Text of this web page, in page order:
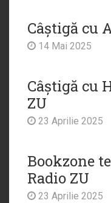
Câștigă cu
14 Mai 2025
Câștigă cu
ZU
23 Aprilie 2025
Bookzone
Radio ZU
23 Aprilie 2025